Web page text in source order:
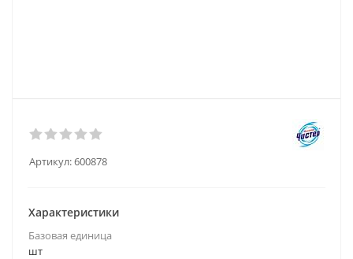
Артикул:600878
Характеристики
Базовая единица
шт